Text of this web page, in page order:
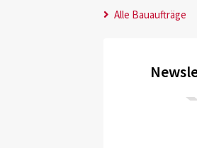
Alle Bauaufträge